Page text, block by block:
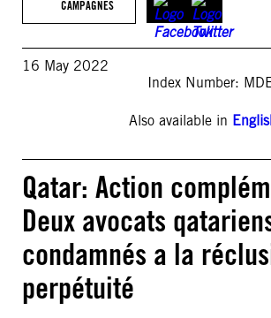
CAMPAGNES
16 May 2022
Index Number:
Also available in
Qatar: Action
Deux avocats
condamnés a la
perpétuité